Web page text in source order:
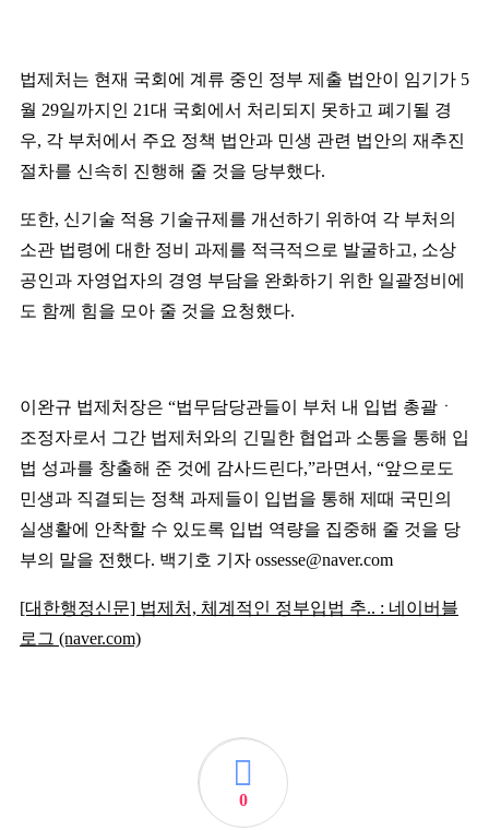
법제처는 현재 국회에 계류 중인 정부 제출 법안이 임기가 5
월 29일까지인 21대 국회에서 처리되지 못하고 폐기될 경
우, 각 부처에서 주요 정책 법안과 민생 관련 법안의 재추진
절차를 신속히 진행해 줄 것을 당부했다.
또한, 신기술 적용 기술규제를 개선하기 위하여 각 부처의
소관 법령에 대한 정비 과제를 적극적으로 발굴하고, 소상
공인과 자영업자의 경영 부담을 완화하기 위한 일괄정비에
도 함께 힘을 모아 줄 것을 요청했다.
이완규 법제처장은 “법무담당관들이 부처 내 입법 총괄 ㆍ
조정자로서 그간 법제처와의 긴밀한 협업과 소통을 통해 입
법 성과를 창출해 준 것에 감사드린다,”라면서 , “앞으로도
민생과 직결되는 정책 과제들이 입법을 통해 제때 국민의
실생활에 안착할 수 있도록 입법 역량을 집중해 줄 것을 당
부의 말을 전했다. 백기호 기자 ossesse@naver.com
[대한행정신문] 법제처, 체계적인 정부입법 추.. : 네이버블
로그 (naver.com)
0